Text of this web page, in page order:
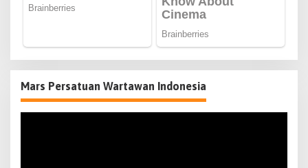
Mars Persatuan Wartawan Indonesia